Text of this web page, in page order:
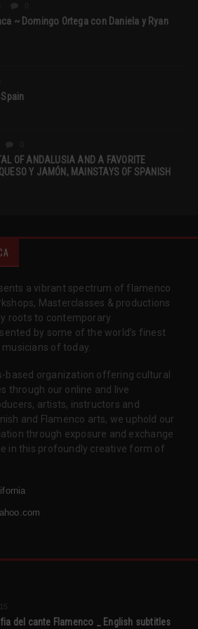
~ Domingo Ortega con Daniela y Ryan
OF ANDALUSIA AND A FAVORITE
Y JAMÓN, MAINSTAYS OF SPANISH
a vibrant spectrum of flamenco
Masterclasses & productions
roots to contemporary
by some of the world’s finest
of today.
based organization offering cultural
through our online and live
artists, instructors and
and Flamenco arts, we uphold our
through exposure and exchange
in this profoundly creative form of
del cante Flamenco _ English subtitles